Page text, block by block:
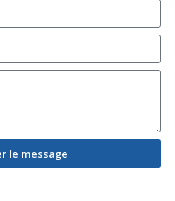
le message